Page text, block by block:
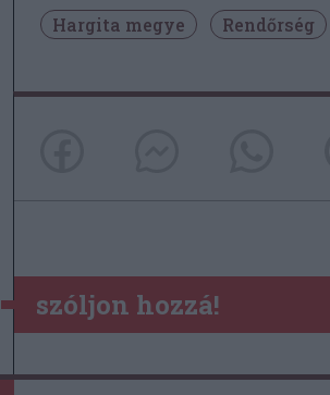
Hargita megye Rendőrség
szóljon hozzá!